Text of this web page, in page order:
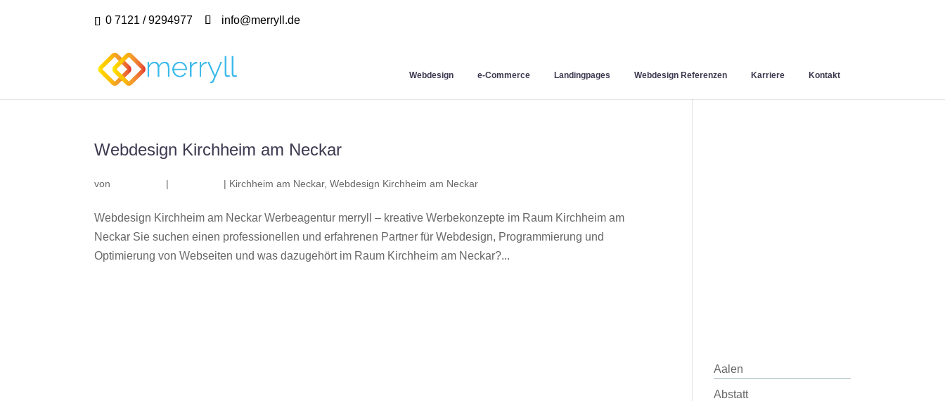
0 7121 / 9294977 info@merryll.de
Webdesign e-Commerce Landingpages Webdesign Referenzen Karriere Kontakt
Webdesign Kirchheim am Neckar
von | | Kirchheim am Neckar,Webdesign Kirchheim am Neckar
Webdesign Kirchheim am Neckar Werbeagentur merryll – kreative Werbekonzepte im Raum Kirchheim am
Neckar Sie suchen einen professionellen und erfahrenen Partner für Webdesign, Programmierung und
Optimierung von Webseiten und was dazugehört im Raum Kirchheim am Neckar?...
Aalen
Abstatt